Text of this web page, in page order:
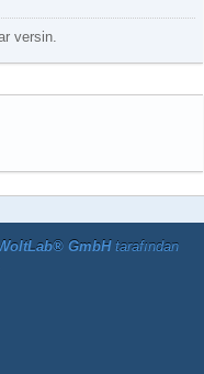
versin.
GmbHtarafından